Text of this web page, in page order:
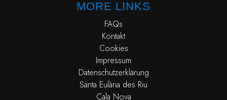
MORE LINKS
FAQs
Kontakt
Cookies
Impressum
Datenschutzerklärung
Santa Eulària des Riu
Cala Nova